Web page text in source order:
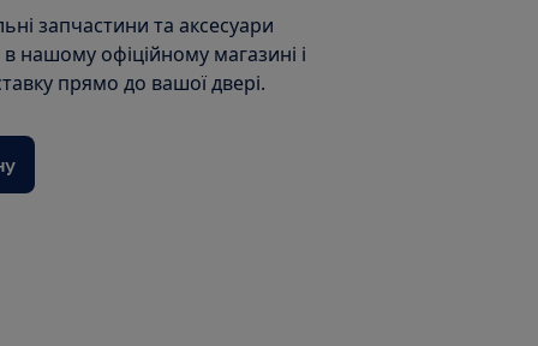
запчастини та аксесуари
в нашому офіційному магазині і
прямо до вашої двері.